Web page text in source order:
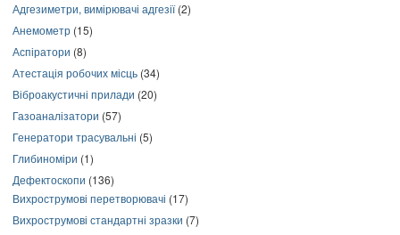
Адгезиметри, вимірювачі адгезії(2)
Анемометр (15)
Аспіратори (8)
Атестація робочих місць (34)
Віброакустичні прилади (20)
Газоаналізатори (57)
Генератори трасувальні (5)
Глибиноміри (1)
Дефектоскопи (136)
Вихрострумові перетворювачі (17)
Вихрострумові стандартні зразки (7)